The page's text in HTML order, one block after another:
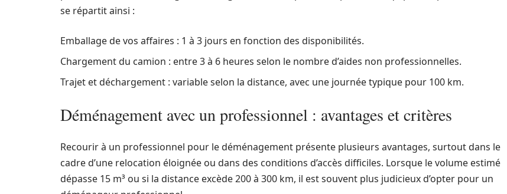
se répartit ainsi :
Emballage de vos affaires : 1 à 3 jours en fonction des disponibilités.
Chargement du camion : entre 3 à 6 heures selon le nombre d’aides non professionnelles.
Trajet et déchargement : variable selon la distance, avec une journée typique pour 100 km.
Déménagement avec un professionnel : avantages et critères
Recourir à un professionnel pour le déménagement présente plusieurs avantages, surtout dans le
cadre d’une relocation éloignée ou dans des conditions d’accès difficiles. Lorsque le volume estimé
dépasse 15 m³ ou si la distance excède 200 à 300 km, il est souvent plus judicieux d’opter pour un